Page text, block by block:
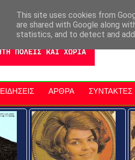
Νομός Λασιθίου Αγαπάμε Ρέθυμνο
ΕΙΔΗΣΕΙΣ ΑΡΘΡΑ ΣΥΝΤΑΚΤΕΣ
This site uses cookies from
are shared with Google along
statistics, and to detect and